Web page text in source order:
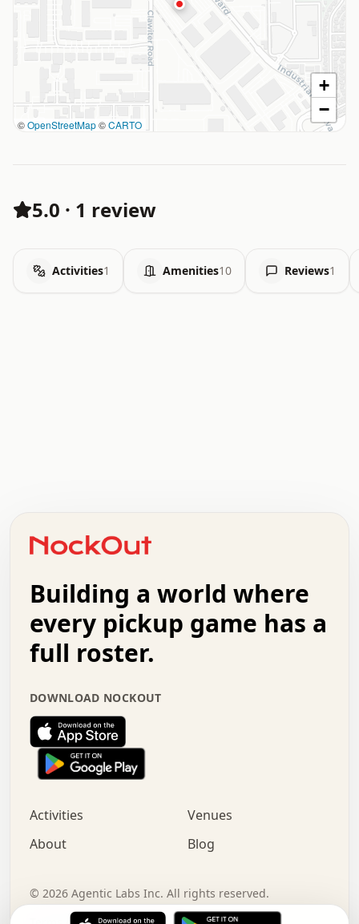
©OpenStreetMap©CARTO
+
−
5.0 · 1 review
Activities1 Amenities10 Reviews1
+   .   .   .   .   .   .   .   .   .   +   .   .
.   .   .   .   .   .   .   .   .   .   .   :   .
.   .   .   .   +   .   .   .   .   .   .   .   +
.   :   .   .   .   .   .   .   .   .   o   .   .
.   .   x   .   .   .   .   .   .   :   .   .   o
.   .   .   .   :   .   .   .   .   o   .   .   .
.   .   .   .   .   .   .   :   .   .   .   .   .
.   .   .   .   .   .   .   +   .   .   x   .   .
.   .   .   .   .   :   +   .   .   .   .   .   o
.   .   .   .   .   .   .   .   .   .   .   .   .
.   .   :   o   .   .   .   .   .   .   .   +   .
.   o   .   .   .   .   x   .   .   .   .   .   .
+   .   o   .   .   .   .   o   .   .   .   .
.   +   .   .   .   .   .   .   .   .   :   .   x
.   .   .   .   .   .   .   .   .   .   .   .   .   .
Building a world where
every pickup game has a
full roster.
DOWNLOAD NOCKOUT
Activities
Venues
About
Blog
© 2026 Agentic Labs Inc. All rights reserved.